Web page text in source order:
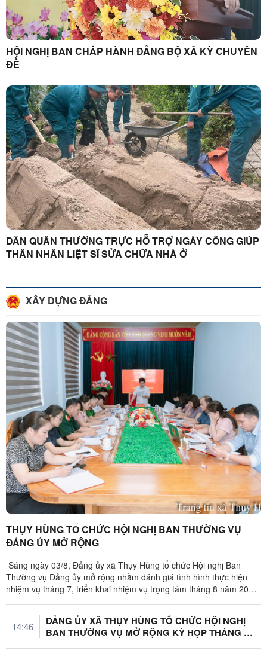
HỘI NGHỊ BAN CHẤP HÀNH ĐẢNG BỘ XÃ KỲ CHUYÊN
ĐỀ
DÂN QUÂN THƯỜNG TRỰC HỖ TRỢ NGÀY CÔNG GIÚP
THÂN NHÂN LIỆT SĨ SỬA CHỮA NHÀ Ở
XÂY DỰNG ĐẢNG
THỤY HÙNG TỔ CHỨC HỘI NGHỊ BAN THƯỜNG VỤ
ĐẢNG ỦY MỞ RỘNG
Sáng ngày 03/8, Đảng ủy xã Thụy Hùng tổ chức Hội nghị Ban
Thường vụ Đảng ủy mở rộng nhằm đánh giá tình hình thực hiện
nhiệm vụ tháng 7, triển khai nhiệm vụ trọng tâm tháng 8 năm 2026
14:46
ĐẢNG ỦY XÃ THỤY HÙNG TỔ CHỨC HỘI NGHỊ
BAN THƯỜNG VỤ MỞ RỘNG KỲ HỌP THÁNG 6